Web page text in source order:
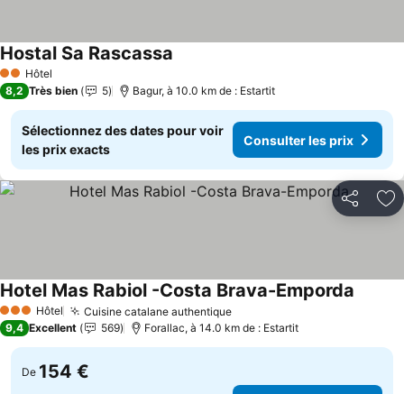
2 Étoiles
Hôtel
Hostal Sa Rascassa
8,2 Très bien 5 Bagur, à 10.0 km de : Estartit
Sélectionnez des dates pour voir
les prix exacts
Consulter les prix
Partager
3 ÉtoilesHôtel Cuisine catalane authentiqueConsulter les prix
Hotel Mas Rabiol -Costa Brava-Emporda
9,4 Excellent 569 Forallac, à 14.0 km de : Estartit
De 154 €